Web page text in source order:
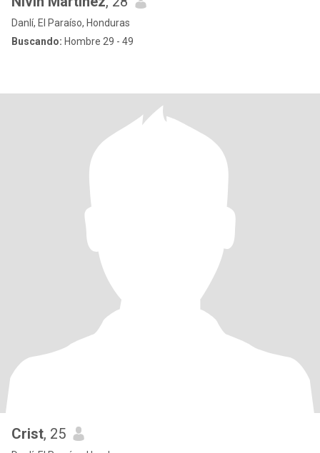
Danlí, El Paraíso, Honduras
Buscando: Hombre 29 - 49
Crist, 25